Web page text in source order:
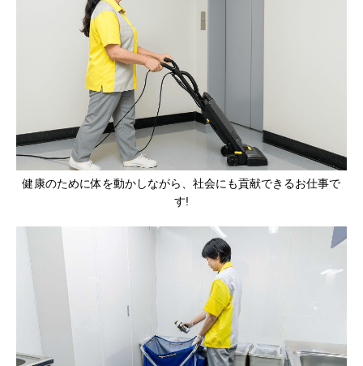
健康のために体を動かしながら、社会にも貢献できるお仕事で
す!